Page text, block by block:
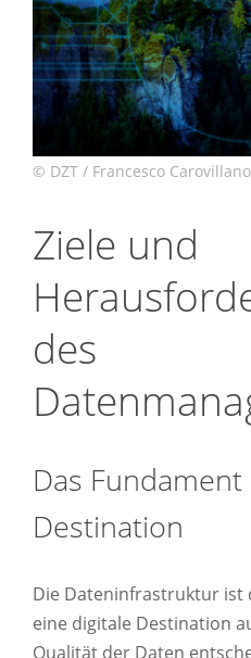
Ziele und
des
Das
Destination
Die Dateninfrastruktur ist
eine digitale Destination
Qualität der Daten